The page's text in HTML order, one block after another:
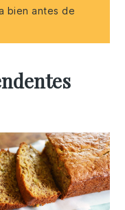
bien antes de